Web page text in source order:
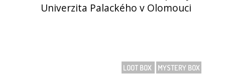
Univerzita Palackého v Olomouci
LOOT BOX MYSTERY BOX